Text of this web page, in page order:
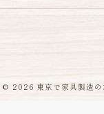
© 2026 東京で家具製造の